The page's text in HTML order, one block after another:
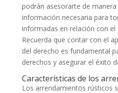
podrán asesorarte de
información necesaria para
informadas en relación con
Recuerda que contar con el
del derecho es fundamental
derechos y asegurar el éxito
Características de los
Los arrendamientos rústicos